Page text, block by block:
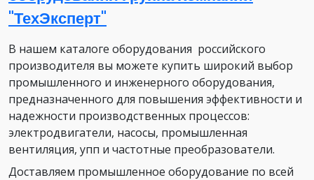
"ТехЭксперт"
В нашем каталоге оборудования российского
производителя вы можете купить широкий выбор
промышленного и инженерного оборудования,
предназначенного для повышения эффективности и
надежности производственных процессов:
электродвигатели, насосы, промышленная
вентиляция, упп и частотные преобразователи.
Доставляем промышленное оборудование по всей